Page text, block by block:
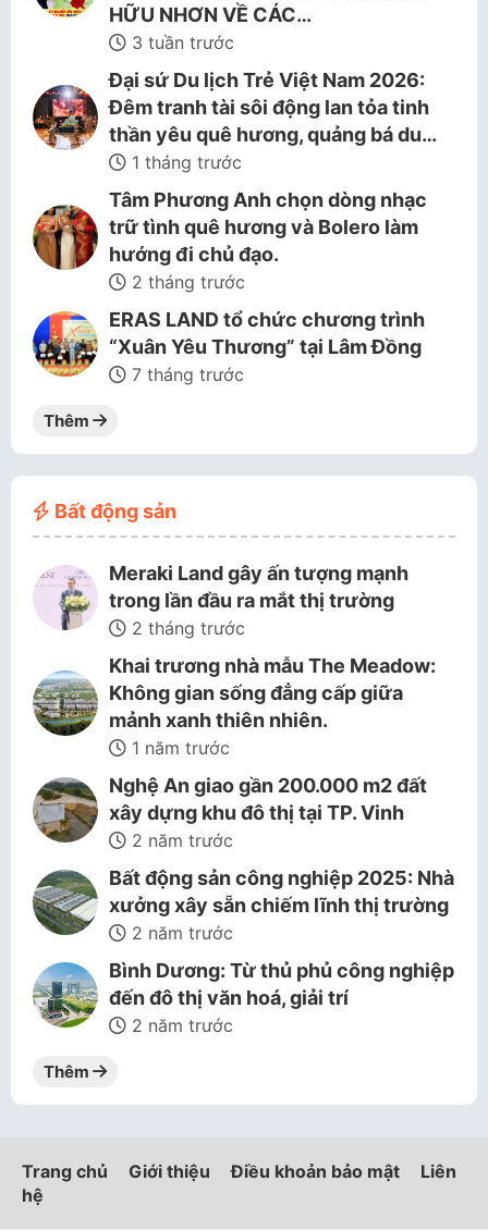
HỮU NHƠN VỀ CÁC…
3 tuần trước
Đại sứ Du lịch Trẻ Việt Nam 2026:
Đêm tranh tài sôi động lan tỏa tinh
thần yêu quê hương, quảng bá du…
1 tháng trước
Tâm Phương Anh chọn dòng nhạc
trữ tình quê hương và Bolero làm
hướng đi chủ đạo.
2 tháng trước
ERAS LAND tổ chức chương trình
“Xuân Yêu Thương” tại Lâm Đồng
7 tháng trước
Thêm
Bất động sản
Meraki Land gây ấn tượng mạnh
trong lần đầu ra mắt thị trường
2 tháng trước
Khai trương nhà mẫu The Meadow:
Không gian sống đẳng cấp giữa
mảnh xanh thiên nhiên.
1 năm trước
Nghệ An giao gần 200.000 m2 đất
xây dựng khu đô thị tại TP. Vinh
2 năm trước
Bất động sản công nghiệp 2025: Nhà
xưởng xây sẵn chiếm lĩnh thị trường
2 năm trước
Bình Dương: Từ thủ phủ công nghiệp
đến đô thị văn hoá, giải trí
2 năm trước
Thêm
Trang chủ Giới thiệu Điều khoản bảo mật
Liên
hệ